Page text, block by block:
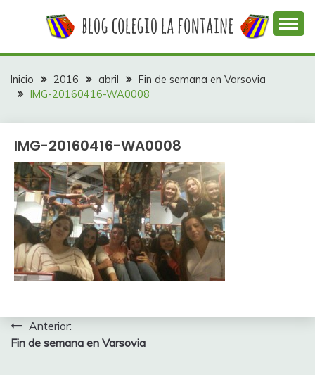
COLEGIO LA
FONTAINE
colegio La Fontaine
Inicio 2016 abril
Fin de semana en Varsovia
IMG-20160416-WA0008
IMG-20160416-WA0008
Navegación
de
Anterior:
Fin de semana en Varsovia